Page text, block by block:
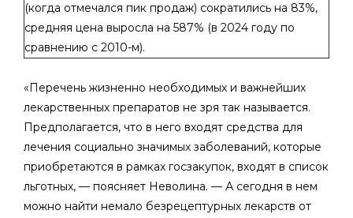
(когда отмечался пик продаж) сократились на 83%,
средняя цена выросла на 587% (в 2024 году по
сравнению с 2010-м).
«Перечень жизненно необходимых и важнейших
лекарственных препаратов не зря так называется.
Предполагается, что в него входят средства для
лечения социально значимых заболеваний, которые
приобретаются в рамках госзакупок, входят в список
льготных, — поясняет Неволина. — А сегодня в нем
можно найти немало безрецептурных лекарств от